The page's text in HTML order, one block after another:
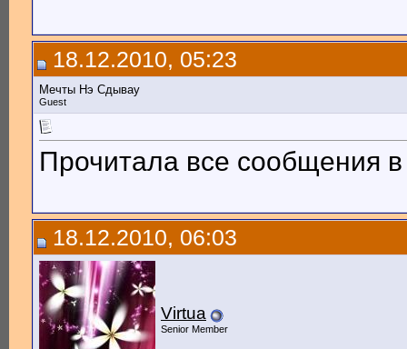
18.12.2010, 05:23
Мечты Нэ Сдывау
Guest
Прочитала все сообщения
18.12.2010, 06:03
Virtua
Senior Member